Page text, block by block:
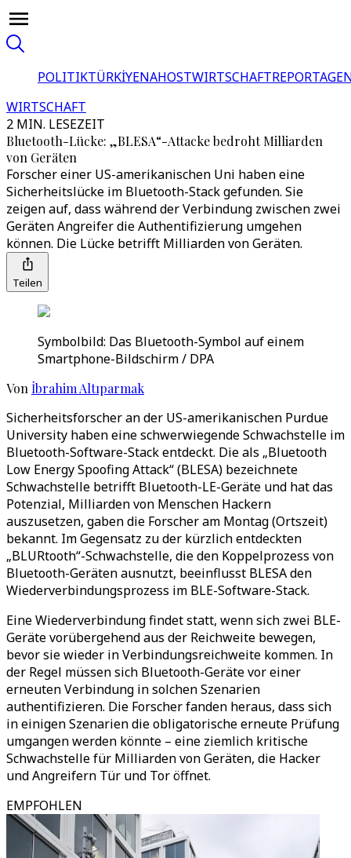
POLITIKTÜRKİYENAHOSTWIRTSCHAFT
WIRTSCHAFT
2 MIN. LESEZEIT
Bluetooth-Lücke: „BLESA“-Attacke bedroht Milliarden
von Geräten
Forscher einer US-amerikanischen Uni haben eine
Sicherheitslücke im Bluetooth-Stack gefunden. Sie
zeigen auf, dass während der Verbindung zwischen zwei
Geräten Angreifer die Authentifizierung umgehen
können. Die Lücke betrifft Milliarden von Geräten.
Teilen
Symbolbild: Das Bluetooth-Symbol auf einem
Smartphone-Bildschirm / DPA
Von İbrahim Altıparmak
Sicherheitsforscher an der US-amerikanischen Purdue
University haben eine schwerwiegende Schwachstelle im
Bluetooth-Software-Stack entdeckt. Die als „Bluetooth
Low Energy Spoofing Attack“ (BLESA) bezeichnete
Schwachstelle betrifft Bluetooth-LE-Geräte und hat das
Potenzial, Milliarden von Menschen Hackern
auszusetzen, gaben die Forscher am Montag (Ortszeit)
bekannt. Im Gegensatz zu der kürzlich entdeckten
„BLURtooth“-Schwachstelle, die den Koppelprozess von
Bluetooth-Geräten ausnutzt, beeinflusst BLESA den
Wiederverbindungsprozess im BLE-Software-Stack.
Eine Wiederverbindung findet statt, wenn sich zwei BLE-
Geräte vorübergehend aus der Reichweite bewegen,
bevor sie wieder in Verbindungsreichweite kommen. In
der Regel müssen sich Bluetooth-Geräte vor einer
erneuten Verbindung in solchen Szenarien
authentifizieren. Die Forscher fanden heraus, dass sich
in einigen Szenarien die obligatorische erneute Prüfung
umgangen werden könnte – eine ziemlich kritische
Schwachstelle für Milliarden von Geräten, die Hacker
und Angreifern Tür und Tor öffnet.
EMPFOHLEN